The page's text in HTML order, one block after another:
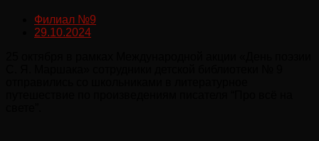
Филиал №9
29.10.2024